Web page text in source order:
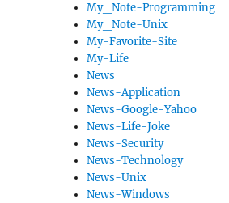
My_Note-Programming
My_Note-Unix
My-Favorite-Site
My-Life
News
News-Application
News-Google-Yahoo
News-Life-Joke
News-Security
News-Technology
News-Unix
News-Windows